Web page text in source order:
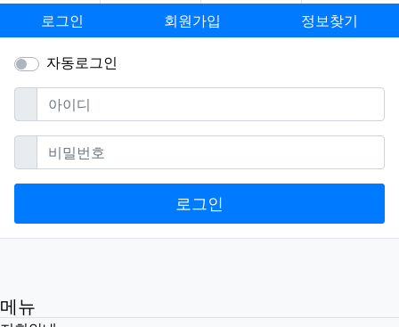
로그인
회원가입 정보찾기
자동로그인
아이디필수
비밀번호필수
로그인
메뉴